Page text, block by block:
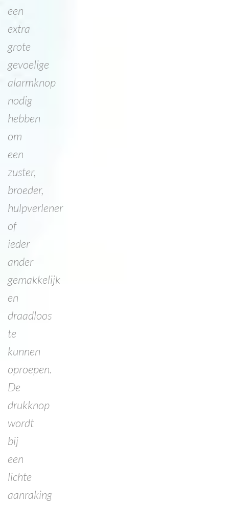
een
extra
grote
gevoelige
alarmknop
nodig
hebben
om
een
zuster,
broeder,
hulpverlener
of
ieder
ander
gemakkelijk
en
draadloos
te
kunnen
oproepen.
De
drukknop
wordt
bij
een
lichte
aanraking